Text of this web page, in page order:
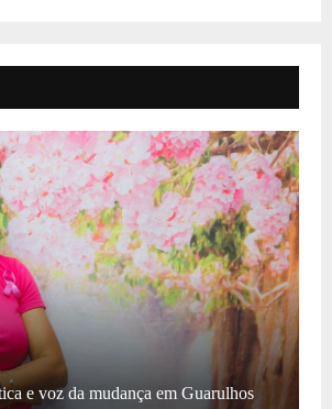
e voz da mudança em Guarulhos